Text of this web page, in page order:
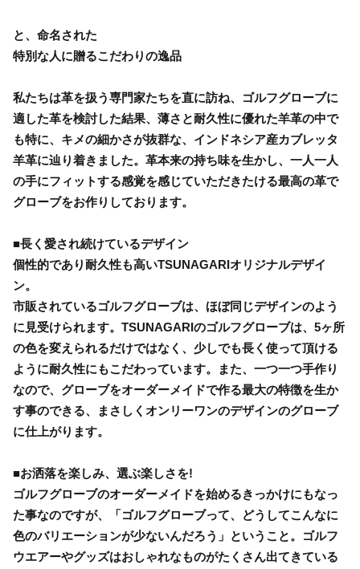
と、命名された
特別な人に贈るこだわりの逸品
私たちは革を扱う専門家たちを直に訪ね、ゴルフグローブに
適した革を検討した結果、薄さと耐久性に優れた羊革の中で
も特に、キメの細かさが抜群な、インドネシア産カブレッタ
羊革に辿り着きました。革本来の持ち味を生かし、一人一人
の手にフィットする感覚を感じていただきたける最高の革で
グローブをお作りしております。
■長く愛され続けているデザイン
個性的であり耐久性も高いTSUNAGARIオリジナルデザイ
ン。
市販されているゴルフグローブは、ほぼ同じデザインのよう
に見受けられます。TSUNAGARIのゴルフグローブは、5ヶ所
の色を変えられるだけではなく、少しでも長く使って頂ける
ように耐久性にもこだわっています。また、一つ一つ手作り
なので、グローブをオーダーメイドで作る最大の特徴を生か
す事のできる、まさしくオンリーワンのデザインのグローブ
に仕上がります。
■お洒落を楽しみ、選ぶ楽しさを!
ゴルフグローブのオーダーメイドを始めるきっかけにもなっ
た事なのですが、「ゴルフグローブって、どうしてこんなに
色のバリエーションが少ないんだろう」ということ。ゴルフ
ウエアーやグッズはおしゃれなものがたくさん出てきている